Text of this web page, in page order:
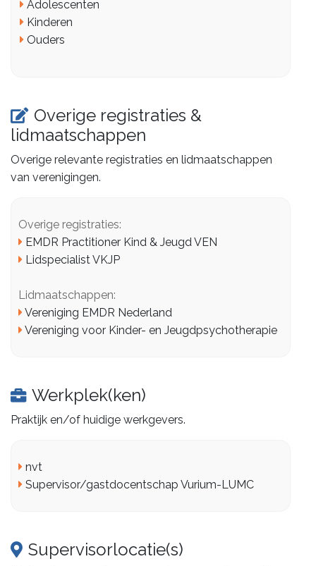
Adolescenten
Kinderen
Ouders
Overige registraties &
lidmaatschappen
Overige relevante registraties en lidmaatschappen
van verenigingen.
Overige registraties:
EMDR Practitioner Kind & Jeugd VEN
Lidspecialist VKJP
Lidmaatschappen:
Vereniging EMDR Nederland
Vereniging voor Kinder- en Jeugdpsychotherapie
Werkplek(ken)
Praktijk en/of huidige werkgevers.
nvt
Supervisor/gastdocentschap Vurium-LUMC
Supervisorlocatie(s)